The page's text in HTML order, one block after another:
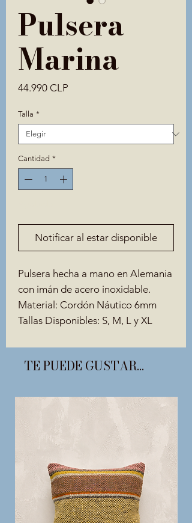
Pulsera
Marina
44.990 CLP
Talla *
Cantidad *
Notificar al estar disponible
Pulsera hecha a mano en Alemania
con imán de acero inoxidable.
Material: Cordón Náutico 6mm
Tallas Disponibles: S, M, L y XL
TE PUEDE GUSTAR...